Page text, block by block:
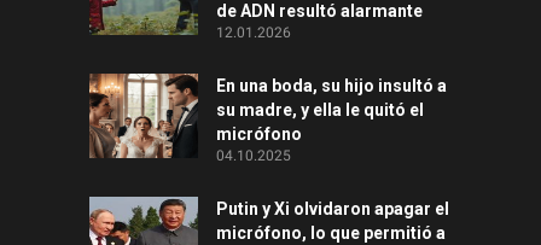
de ADN resultó alarmante
12.01.2026
En una boda, su hijo insultó a
su madre, y ella le quitó el
micrófono
04.10.2025
Putin y Xi olvidaron apagar el
micrófono, lo que permitió a